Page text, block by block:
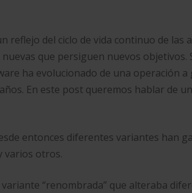
reflejo del ciclo de vida continuo de las
que persiguen nuevos objetivos.
ha evolucionado de una operación a
En este post queremos hablar de
entonces diferentes variantes han
varios otros.
“renombrada” que alteraba